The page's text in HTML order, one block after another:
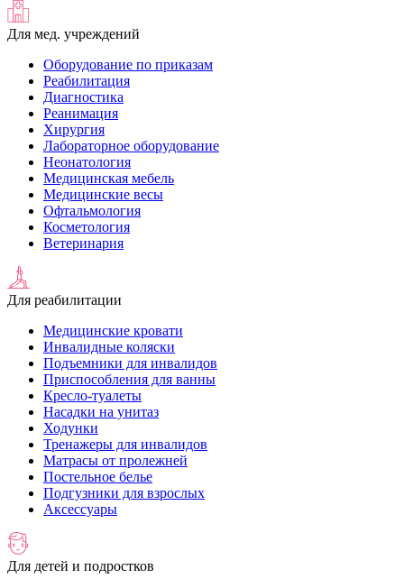
Для мед. учреждений
Оборудование по приказам
Реабилитация
Диагностика
Реанимация
Хирургия
Лабораторное оборудование
Неонатология
Медицинская мебель
Медицинские весы
Офтальмология
Косметология
Ветеринария
Для реабилитации
Медицинские кровати
Инвалидные коляски
Подъемники для инвалидов
Приспособления для ванны
Кресло-туалеты
Насадки на унитаз
Ходунки
Тренажеры для инвалидов
Матрасы от пролежней
Постельное белье
Подгузники для взрослых
Аксессуары
Для детей и подростков